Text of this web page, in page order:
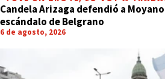
Candela Arizaga defendió a
escándalo de Belgrano
6 de agosto, 2026